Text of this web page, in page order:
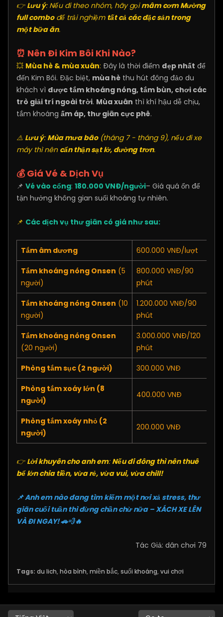
👉 Lưu ý: Nếu đi theo nhóm, hãy gọimâm cơm Mường
full combođể trải nghiệm tất cả các đặc sản trong
một bữa ăn.
⏰ Nên Đi Kim Bôi Khi Nào?
💥 Mùa hè & mùa xuân: Đây là thời điểm đẹp nhất để
đến Kim Bôi. Đặc biệt, mùa hè thu hút đông đảo du
khách vì được tắm khoáng nóng, tắm bùn, chơi các
trò giải trí ngoài trời. Mùa xuân thì khí hậu dễ chịu,
tắm khoáng ấm áp, thư giãn cực phê.
⚠️ Lưu ý: Mùa mưa bão(tháng 7 - tháng 9), nếu đi xe
máy thì nên cẩn thận sạt lở, đường trơn.
💰 Giá Vé & Dịch Vụ
📌 Vé vào cổng: 180.000 VNĐ/người– Giá quá ổn để
tận hưởng không gian suối khoáng tự nhiên.
📌 Các dịch vụ thư giãn có giá như sau:
Tắm âm dương 600.000 VNĐ/lượt
Tắm khoáng nóng Onsen (5
người)
800.000 VNĐ/90
phút
Tắm khoáng nóng Onsen (10
người)
1.200.000 VNĐ/90
phút
Tắm khoáng nóng Onsen
(20 người)
3.000.000 VNĐ/120
phút
Phòng tắm sục (2 người) 300.000 VNĐ
Phòng tắm xoáy lớn (8
người)
400.000 VNĐ
Phòng tắm xoáy nhỏ (2
người)
200.000 VNĐ
👉 Lời khuyên cho anh em: Nếu đi đông thì nên thuê
bể lớn chia tiền, vừa rẻ, vừa vui, vừa chill!
📌 Anh em nào đang tìm kiếm một nơi xả stress, thư
giãn cuối tuần thì đừng chần chừ nữa – XÁCH XE LÊN
VÀ ĐI NGAY! 🚗💨🔥
Tác Giả: dân chơi 79
Tags: du lich, hòa bình, miền bắc, suối khoáng, vui chơi